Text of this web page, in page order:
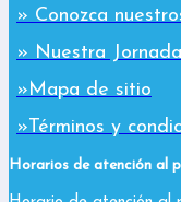
» Conozca
» Nuestra
»Mapa de sitio
»Términos y
Horarios de atención al